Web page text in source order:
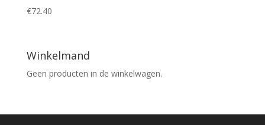
€72.40
Winkelmand
Geen producten in de winkelwagen.